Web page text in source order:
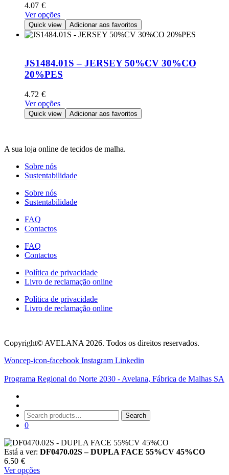
the
product
page
4.07 €
Ver opçõesThis
product
has
The
options
may
on
the
Quick view Adicionar aos favoritos
JS1484.01S – JERSEY 50%CV 30%CO
20%PES
4.72 €
Ver opçõesThis
product
has
The
be
the
Quick view Adicionar aos favoritos
A sua loja online de tecidos de malha.
Sobre nós
Sustentabilidade
Sobre nós
Sustentabilidade
FAQ
Contactos
FAQ
Contactos
Política de privacidade
Livro de reclamação online
Política de privacidade
Livro de reclamação online
Copyright© AVELANA 2026. Todos os direitos reservados.
Woncep-icon-facebook Instagram Linkedin
Programa Regional do Norte 2030 - Avelana, Fábrica de Malhas SA
Search
for:
Search
0
Está a ver: DF0470.02S – DUPLA FACE 55%CV 45%CO
6.50 €
Ver opções